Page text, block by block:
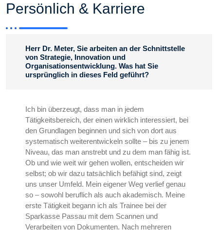
Persönlich & Karriere
Herr Dr. Meter, Sie arbeiten an der Schnittstelle
von Strategie, Innovation und
Organisationsentwicklung. Was hat Sie
ursprünglich in dieses Feld geführt?
Ich bin überzeugt, dass man in jedem
Tätigkeitsbereich, der einen wirklich interessiert, bei
den Grundlagen beginnen und sich von dort aus
systematisch weiterentwickeln sollte – bis zu jenem
Niveau, das man anstrebt und zu dem man fähig ist.
Ob und wie weit wir gehen wollen, entscheiden wir
selbst; ob wir dazu tatsächlich befähigt sind, zeigt
uns unser Umfeld. Mein eigener Weg verlief genau
so – sowohl beruflich als auch akademisch. Meine
erste Tätigkeit begann ich als Trainee bei der
Sparkasse Passau mit dem Scannen und
Verarbeiten von Dokumenten. Nach mehreren